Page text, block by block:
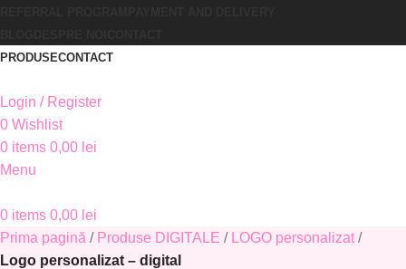
PRODUSECONTACT
Login / Register
0 Wishlist
0 items 0,00 lei
Menu
0 items 0,00 lei
Prima pagină
Produse DIGITALE
LOGO personalizat
Logo personalizat – digital